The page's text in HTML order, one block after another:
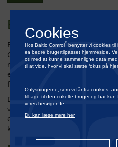
EID AL-ADHA
Baltic Control® har fornøjelsen
Control ®Certification har opnået
nu officielt er godkendt til at
en af verdens mest anerkendte
fødevaresikkerhed.
Denne milepæl markerer et
vores certificeringsydelser og
engagement i at levere
kunder på tværs af den globale
Cookies
Hos Baltic Control® benytter vi cookies til
en bedre brugertilpasset hjemmeside.
os med at kunne sammenligne data
til at vide, hvor vi skal sætte fokus på
Oplysningerne, som vi får fra cookies,
tilbage til den enkelte bruger og har kun
vores besøgende.
Du kan læse mere her